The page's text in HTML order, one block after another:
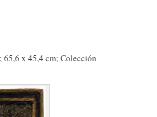
x 45,4 cm; Colección